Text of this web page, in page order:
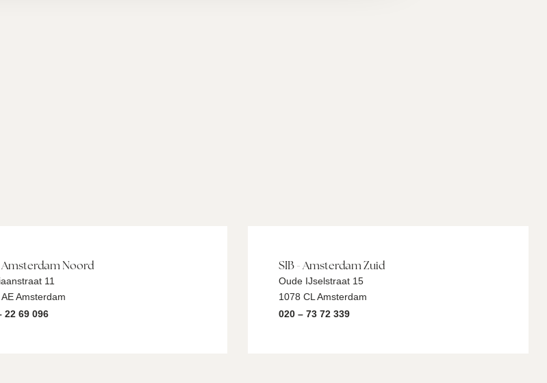
Amsterdam Noord
11
Amsterdam
22 69 096
SIB - Amsterdam Zuid
Oude IJselstraat 15
1078 CL Amsterdam
020 – 73 72 339